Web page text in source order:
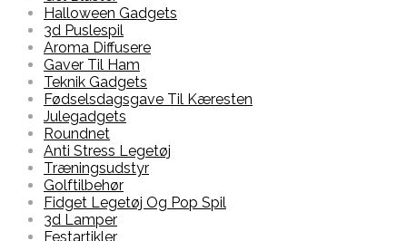
Halloween Gadgets
3d Puslespil
Aroma Diffusere
Gaver Til Ham
Teknik Gadgets
Fødselsdagsgave Til Kæresten
Julegadgets
Roundnet
Anti Stress Legetøj
Træningsudstyr
Golftilbehør
Fidget Legetøj Og Pop Spil
3d Lamper
Festartikler